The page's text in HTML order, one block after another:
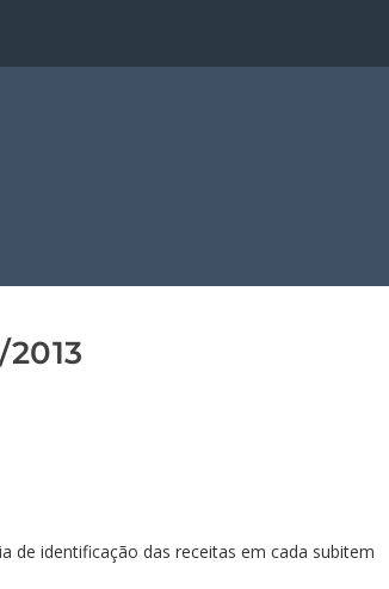
de identificação das receitas em cada subitem